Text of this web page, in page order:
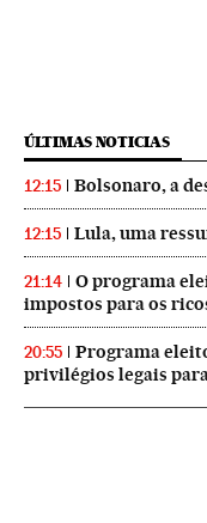
ÚLTIMAS NOTICIAS
12:15 Bolsonaro, a
12:15 Lula, uma
21:14
O programa
impostos para os
20:55
Programa
privilégios legais